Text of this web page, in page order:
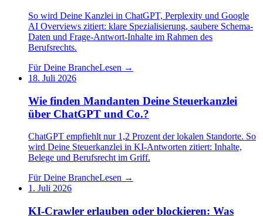
So wird Deine Kanzlei in ChatGPT, Perplexity und Google
AI Overviews zitiert: klare Spezialisierung, saubere Schema-
Daten und Frage-Antwort-Inhalte im Rahmen des
Berufsrechts.
Für Deine BrancheLesen →
18. Juli 2026
Wie finden Mandanten Deine Steuerkanzlei
über ChatGPT und Co.?
ChatGPT empfiehlt nur 1,2 Prozent der lokalen Standorte. So
wird Deine Steuerkanzlei in KI-Antworten zitiert: Inhalte,
Belege und Berufsrecht im Griff.
Für Deine BrancheLesen →
1. Juli 2026
KI-Crawler erlauben oder blockieren: Was